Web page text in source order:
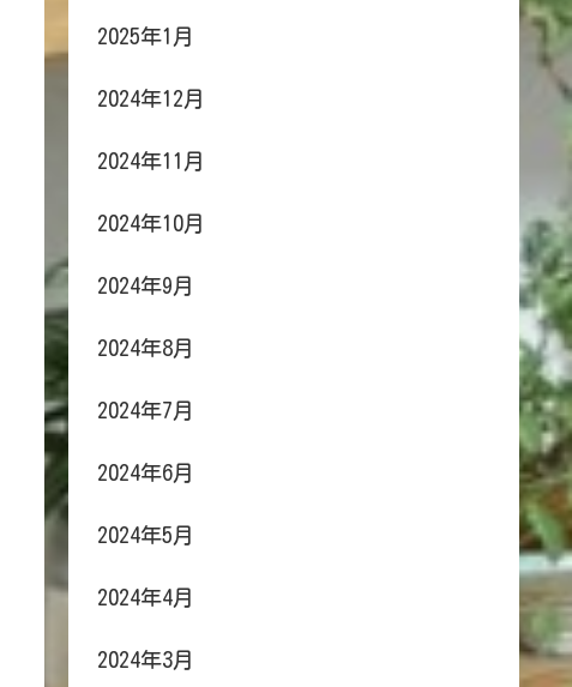
2025年1月
2024年12月
2024年11月
2024年10月
2024年9月
2024年8月
2024年7月
2024年6月
2024年5月
2024年4月
2024年3月